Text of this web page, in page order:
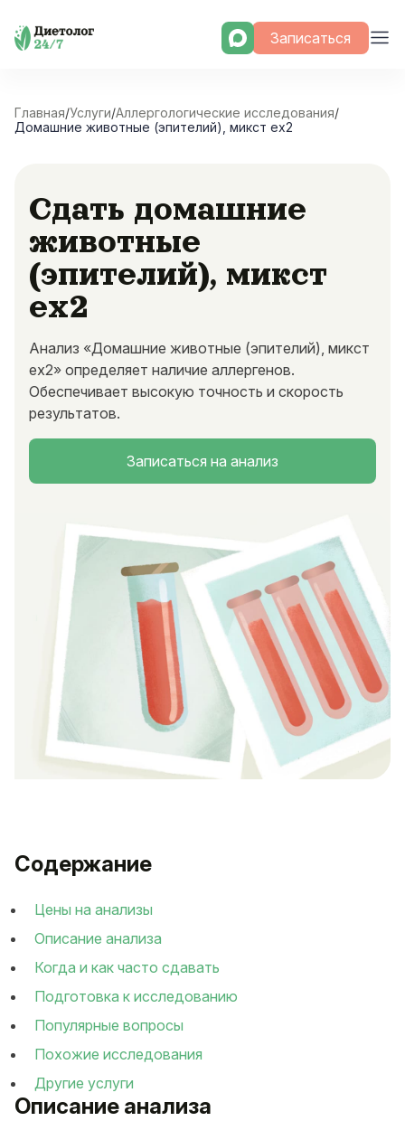
Skip
Записаться
Главная/Услуги/Аллергологические исследования/
Домашние животные (эпителий), микст ex2
Сдать домашние
животные
(эпителий), микст
ex2
Анализ «Домашние животные (эпителий), микст
ex2» определяет наличие аллергенов.
Обеспечивает высокую точность и скорость
результатов.
Записаться на анализ
Описание анализа
Содержание
Цены на анализы
Описание анализа
Когда и как часто сдавать
Подготовка к исследованию
Популярные вопросы
Похожие исследования
Другие услуги